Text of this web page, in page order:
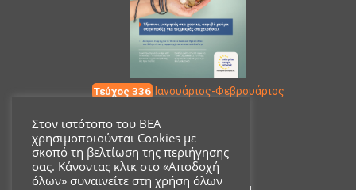
Τεύχος 336 Ιανουάριος-Φεβρουάριος
Επικοινωνία
Στον ιστότοπο του ΒΕΑ
χρησιμοποιούνται Cookies με
σκοπό τη βελτίωση της περιήγησης
σας. Κάνοντας κλικ στο «Αποδοχή
όλων» συναινείτε στη χρήση όλων